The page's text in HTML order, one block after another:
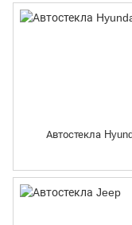
Автостекла